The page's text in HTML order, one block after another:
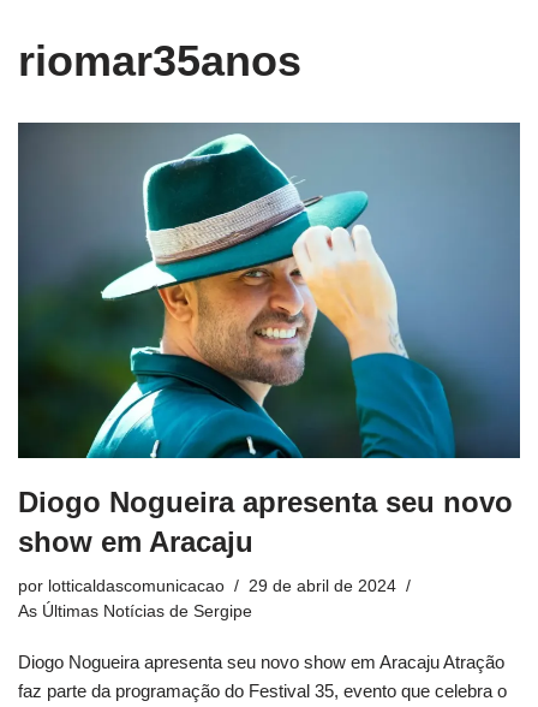
riomar35anos
Diogo Nogueira apresenta seu novo
show em Aracaju
por lotticaldascomunicacao
29 de abril de 2024
As Últimas Notícias de Sergipe
Diogo Nogueira apresenta seu novo show em Aracaju Atração
faz parte da programação do Festival 35, evento que celebra o